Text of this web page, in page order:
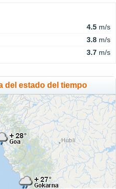
4.5 m/s
3.8 m/s
3.7 m/s
del estado del tiempo